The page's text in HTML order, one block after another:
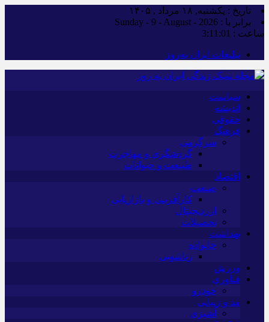
تاریخ : یکشنبه, ۱۸ مرداد , ۱۴۰۵
برابر با : Sunday - 9 - August - 2026
ساعت : 3:11:02
تبلیغات ایران به‌روز
سیاست
اندیشه
حقوقی
فرهنگ
سرگرمی
گردشگری و مهاجرت
طبیعت و حیوانات
اقتصاد
صنعت
کارآفرینی و بازاریابی
ارزدیجیتال
تحصیلات
بهداشت
خانواده
زناشویی
ورزش
فناوری
خودرو
مد و زیبایی
آشپزی